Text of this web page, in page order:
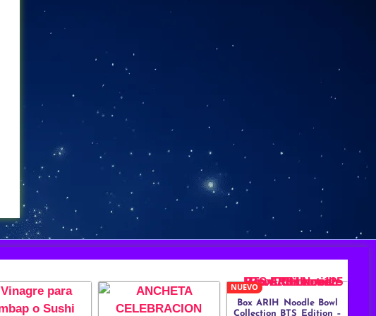
NUEVO
Box ARIH Noodle Bowl
Collection BTS Edition –